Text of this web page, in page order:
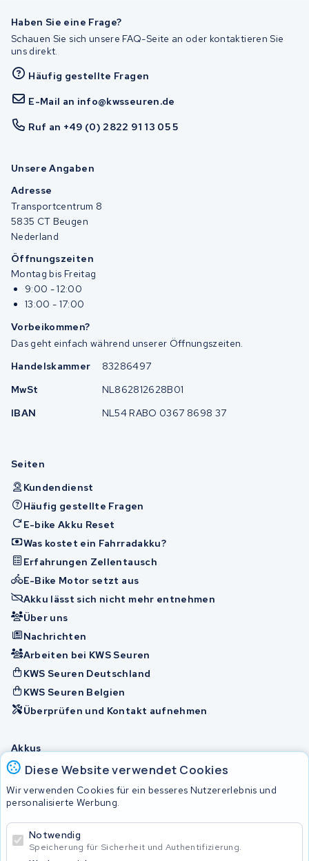
Diese Website verwendet Cookies
Wir verwenden Cookies für ein besseres Nutzererlebnis und
personalisierte Werbung.
Notwendig
Speicherung für Sicherheit und Authentifizierung.
Haben Sie eine Frage?
Schauen Sie sich unsere FAQ-Seite an oder kontaktieren Sie
uns direkt.
Häufig gestellte Fragen
E-Mail an info@kwsseuren.de
Ruf an +49 (0) 2822 91 13 05 5
Unsere Angaben
Adresse
Transportcentrum 8
5835 CT Beugen
Nederland
Öffnungszeiten
Montag bis Freitag
9:00 - 12:00
13:00 - 17:00
Vorbeikommen?
Das geht einfach während unserer Öffnungszeiten.
Handelskammer
83286497
MwSt
NL862812628B01
IBAN
NL54 RABO 0367 8698 37
Seiten
Kundendienst
Häufig gestellte Fragen
E-bike Akku Reset
Was kostet ein Fahrradakku?
Erfahrungen Zellentausch
E-Bike Motor setzt aus
Akku lässt sich nicht mehr entnehmen
Über uns
Nachrichten
Arbeiten bei KWS Seuren
KWS Seuren Deutschland
KWS Seuren Belgien
Überprüfen und Kontakt aufnehmen
Akkus
© 2026 KWS Seuren
Privacy Policy